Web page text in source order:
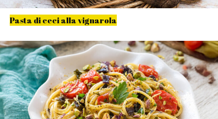
Pasta di ceci alla vignarola